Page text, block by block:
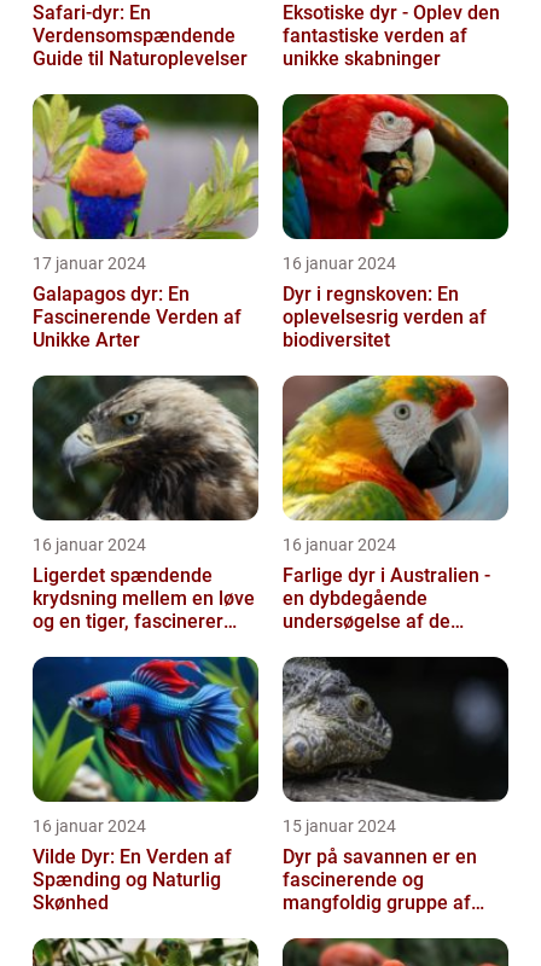
Safari-dyr: En
Verdensomspændende
Guide til Naturoplevelser
Eksotiske dyr - Oplev den
fantastiske verden af
unikke skabninger
17 januar 2024
Galapagos dyr: En
Fascinerende Verden af
Unikke Arter
16 januar 2024
Dyr i regnskoven: En
oplevelsesrig verden af
biodiversitet
16 januar 2024
Ligerdet spændende
krydsning mellem en løve
og en tiger, fascinerer
verden
16 januar 2024
Farlige dyr i Australien -
en dybdegående
undersøgelse af de
16 januar 2024
Vilde Dyr: En Verden af
Spænding og Naturlig
Skønhed
15 januar 2024
Dyr på savannen er en
fascinerende og
mangfoldig gruppe af
sig det hårde o...